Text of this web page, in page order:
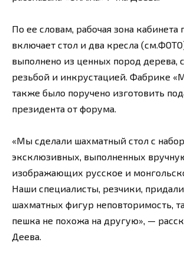
По ее словам, рабочая зона кабинета
включает стол и два кресла
выполнено из ценных пород дерева,
резьбой и инкрустацией. Фабрике
также было поручено изготовить
президента от форума.
«Мы сделали шахматный стол с
эксклюзивных, выполненных
изображающих русское и
Наши специалисты, резчики,
шахматных фигур неповторимость,
пешка не похожа на другую», —
Деева.